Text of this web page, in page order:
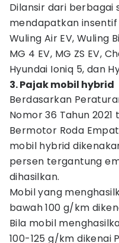
Dilansir dari berbagai
mendapatkan insentif
Wuling Air EV, Wuling
MG 4 EV, MG ZS EV,
Hyundai Ioniq 5, dan
3. Pajak mobil hybrid
Berdasarkan
Nomor 36 Tahun
Bermotor Roda
mobil hybrid
persen tergantung
dihasilkan.
Mobil yang
bawah 100 g/km
Bila mobil
100-125 g/km dikenai